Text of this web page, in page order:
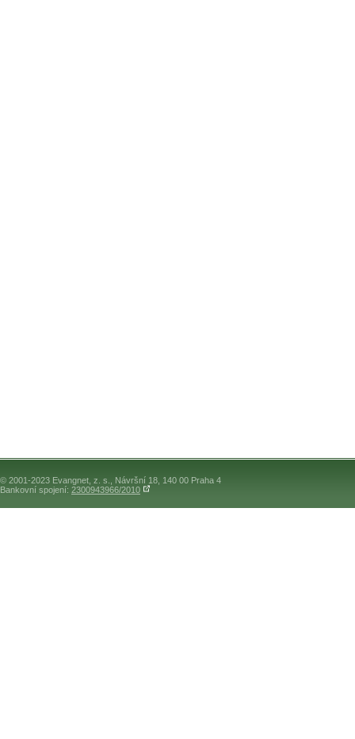
© 2001-2023 Evangnet, z. s., Návršní 18, 140 00 Praha 4
Bankovní spojení: 2300943966/2010